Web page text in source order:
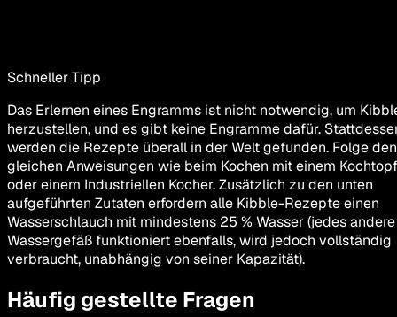
Schneller Tipp
Das Erlernen eines Engramms ist nicht notwendig, um
herzustellen, und es gibt keine Engramme dafür.
werden die Rezepte überall in der Welt gefunden. Folge den
gleichen Anweisungen wie beim Kochen mit einem Kochtopf
oder einem Industriellen Kocher. Zusätzlich zu den unten
aufgeführten Zutaten erfordern alle Kibble-Rezepte einen
Wasserschlauch mit mindestens 25 % Wasser (jedes andere
Wassergefäß funktioniert ebenfalls, wird jedoch vollständig
verbraucht, unabhängig von seiner Kapazität).
Häufig gestellte Fragen